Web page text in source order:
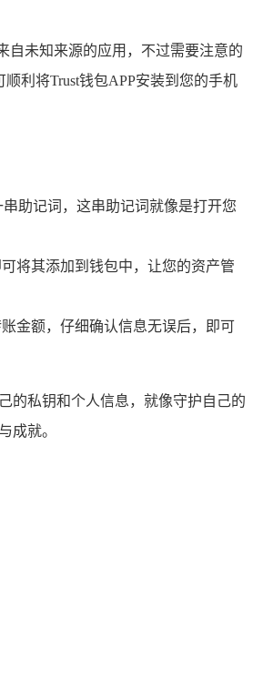
自未知来源的应用，不过需要注意的
利将Trust钱包APP安装到您的手机
助记词，这串助记词就像是打开您
将其添加到钱包中，让您的资产管
金额，仔细确认信息无误后，即可
的私钥和个人信息，就像守护自己的
成就。